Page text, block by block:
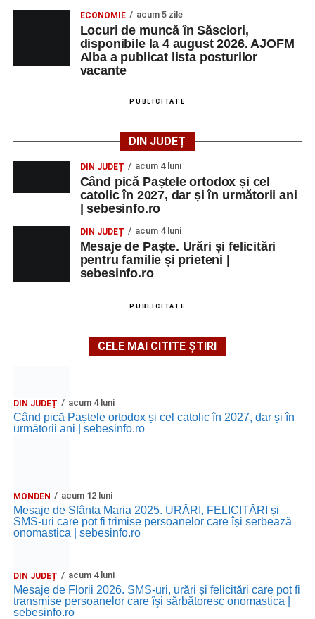
ECONOMIE acum 5 zile
Locuri de muncă în Săsciori,
disponibile la 4 august 2026. AJOFM
Alba a publicat lista posturilor
vacante
PUBLICITATE
DIN JUDEȚ
DIN JUDEȚ acum 4 luni
Când pică Paștele ortodox și cel
catolic în 2027, dar și în următorii ani
| sebesinfo.ro
DIN JUDEȚ acum 4 luni
Mesaje de Paște. Urări și felicitări
pentru familie și prieteni |
sebesinfo.ro
PUBLICITATE
CELE MAI CITITE ȘTIRI
DIN JUDEȚ acum 4 luni
Când pică Paștele ortodox și cel catolic în 2027, dar și în
următorii ani | sebesinfo.ro
MONDEN acum 12 luni
Mesaje de Sfânta Maria 2025. URĂRI, FELICITĂRI și
SMS-uri care pot fi trimise persoanelor care își serbează
onomastica | sebesinfo.ro
DIN JUDEȚ acum 4 luni
Mesaje de Florii 2026. SMS-uri, urări și felicitări care pot fi
transmise persoanelor care îşi sărbătoresc onomastica |
sebesinfo.ro